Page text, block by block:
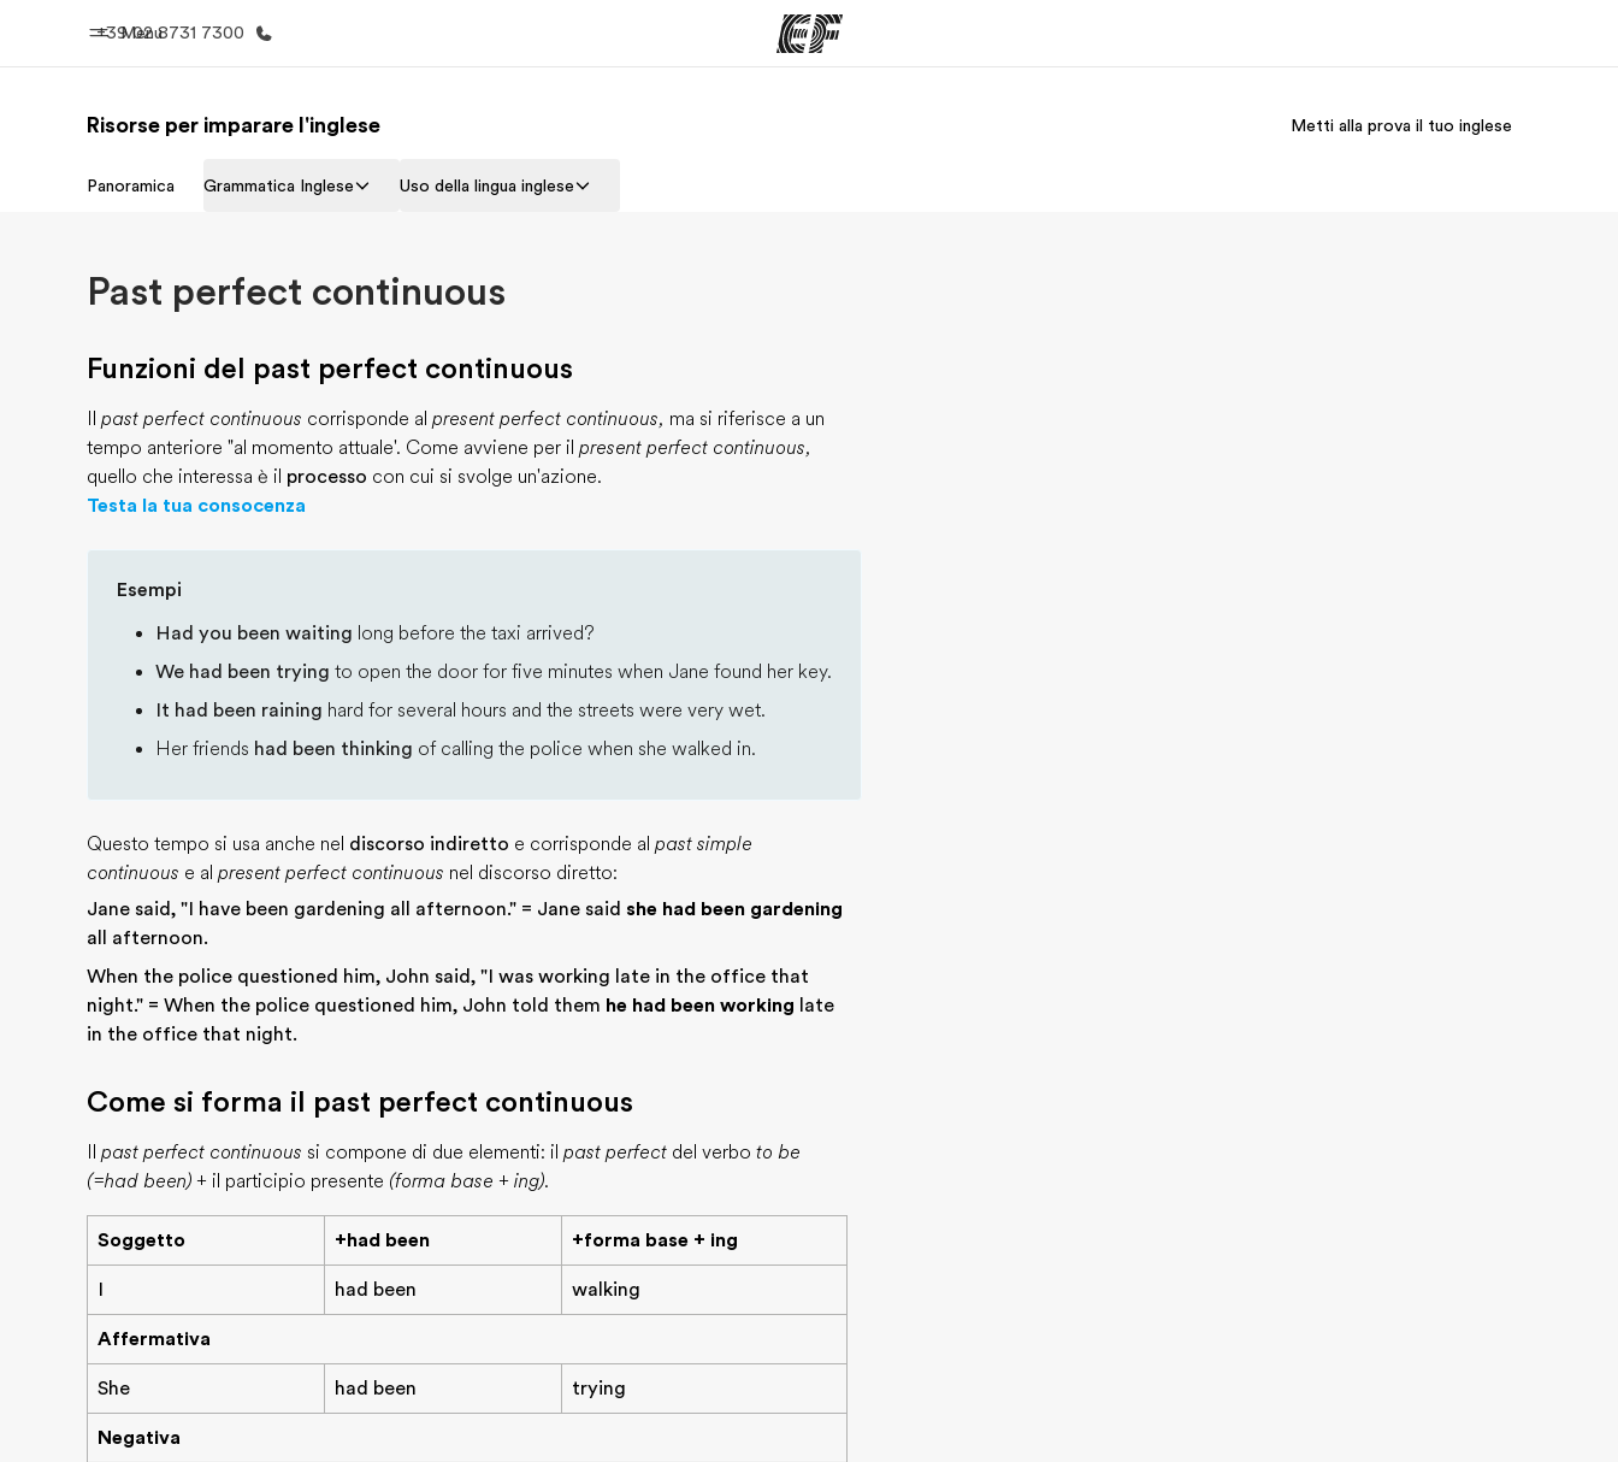
Menu
+39 02 8731 7300
Homepage Programmi
Risorse per imparare l'inglese Metti alla prova il tuo inglese
Panoramica Grammatica Inglese Uso della lingua inglese
Past perfect continuous
Funzioni del past perfect continuous
past perfect continuous corrisponde al present perfect continuous, ma si riferisce a un
tempo anteriore "al momento attuale'. Come avviene per il present perfect continuous,
quello che interessa è il processo con cui si svolge un'azione.
Testa la tua consocenza
Esempi
Had you been waiting long before the taxi arrived?
We had been trying to open the door for five minutes when Jane found her key.
It had been raining hard for several hours and the streets were very wet.
Her friends had been thinking of calling the police when she walked in.
Questo tempo si usa anche nel discorso indiretto e corrisponde al past simple
continuous e al present perfect continuous nel discorso diretto:
Jane said, "I have been gardening all afternoon." = Jane said she had been gardening
all afternoon.
When the police questioned him, John said, "I was working late in the office that
night." = When the police questioned him, John told them he had been working late
in the office that night.
Come si forma il past perfect continuous
past perfect continuous si compone di due elementi: il past perfect del verbo to be
(=had been) + il participio presente (forma base + ing).
Soggetto +had been +forma base + ing
I had been walking
Affermativa
She had been trying
Negativa